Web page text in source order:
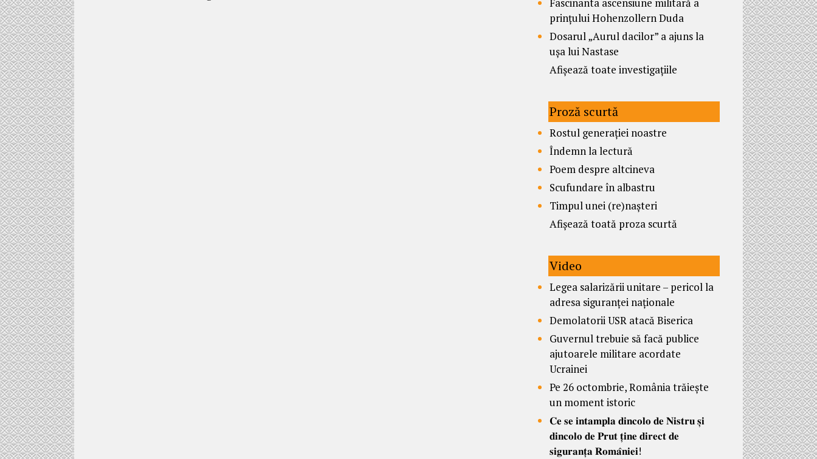
Fascinanta ascensiune militară a
prințului Hohenzollern Duda
Dosarul „Aurul dacilor” a ajuns la
ușa lui Nastase
Afișează toate investigațiile
Proză scurtă
Rostul generației noastre
Îndemn la lectură
Poem despre altcineva
Scufundare în albastru
Timpul unei (re)nașteri
Afișează toată proza scurtă
Video
Legea salarizării unitare – pericol la
adresa siguranței naționale
Demolatorii USR atacă Biserica
Guvernul trebuie să facă publice
ajutoarele militare acordate
Ucrainei
Pe 26 octombrie, România trăiește
un moment istoric
𝐂𝐞 𝐬𝐞 𝐢𝐧𝐭𝐚𝐦𝐩𝐥𝐚 𝐝𝐢𝐧𝐜𝐨𝐥𝐨 𝐝𝐞 𝐍𝐢𝐬𝐭𝐫𝐮 𝐬̦𝐢
𝐝𝐢𝐧𝐜𝐨𝐥𝐨 𝐝𝐞 𝐏𝐫𝐮𝐭 𝐭̦𝐢𝐧𝐞 𝐝𝐢𝐫𝐞𝐜𝐭 𝐝𝐞
𝐬𝐢𝐠𝐮𝐫𝐚𝐧𝐭̦𝐚 𝐑𝐨𝐦𝐚̂𝐧𝐢𝐞𝐢!